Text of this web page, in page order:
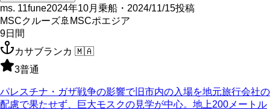
ms. 11fune2024年10月乗船・2024/11/15投稿
MSCクルーズ🚢 MSCポエジア
9日間
カサブランカ 🇲🇦
3普通
パレスチナ・ガザ戦争の影響で旧市内の入場を地元旅行会社の
配慮で果たせず、巨大モスクの見学が中心。地上200メートル